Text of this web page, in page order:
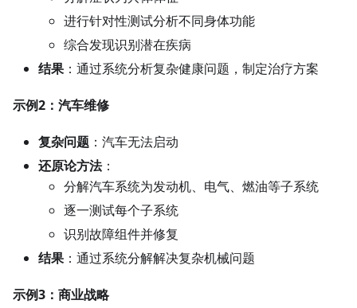
进行针对性测试分析不同身体功能
综合发现识别潜在疾病
结果 ：通过系统分析复杂健康问题，制定治疗方案
示例2：汽车维修
复杂问题 ：汽车无法启动
还原论方法：
分解汽车系统为发动机、电气、燃油等子系统
逐一测试每个子系统
识别故障组件并修复
结果 ：通过系统分解解决复杂机械问题
示例3：商业战略